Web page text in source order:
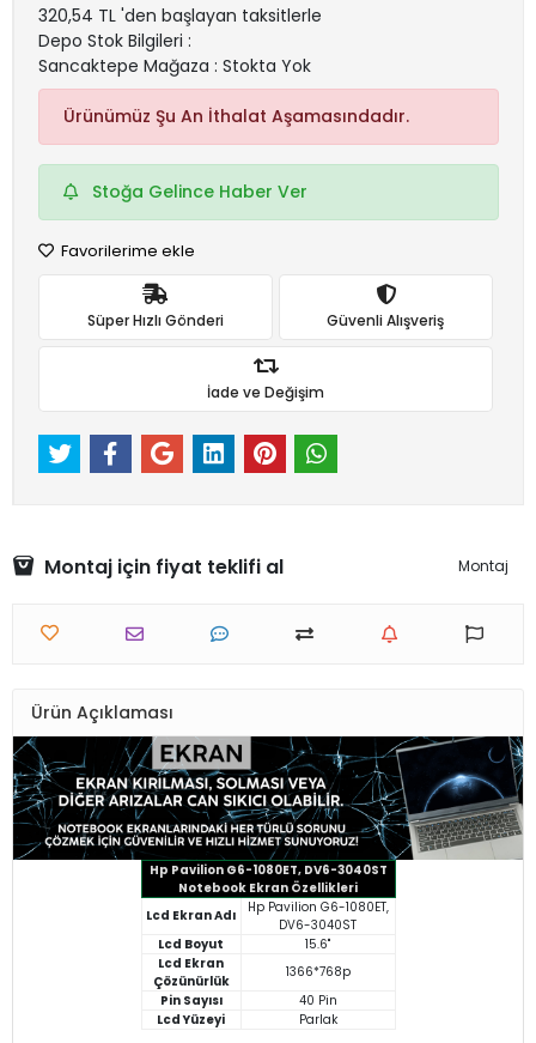
320,54 TL 'den başlayan taksitlerle
Depo Stok Bilgileri :
Sancaktepe Mağaza : Stokta Yok
Ürünümüz Şu An İthalat Aşamasındadır.
Stoğa Gelince Haber Ver
Favorilerime ekle
Süper Hızlı Gönderi Güvenli Alışveriş
İade ve Değişim
Montaj için fiyat teklifi al Montaj
Ürün Açıklaması
Hp Pavilion G6-1080ET, DV6-3040ST
Notebook Ekran Özellikleri
Lcd Ekran Adı
Hp Pavilion G6-1080ET,
DV6-3040ST
Lcd Boyut
15.6"
Lcd Ekran
Çözünürlük
1366*768p
Pin Sayısı
40 Pin
Lcd Yüzeyi
Parlak